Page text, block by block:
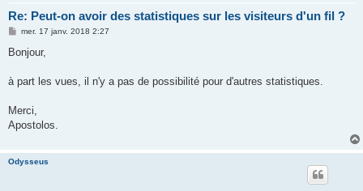
Re: Peut-on avoir des statistiques sur les visiteurs d'un fil ?
M
s
g
e
mer. 17 janv. 2018 2:27
Bonjour,
à part les vues, il n'y a pas de possibilité pour d'autres statistiques.
Merci,
Apostolos.
Odysseus